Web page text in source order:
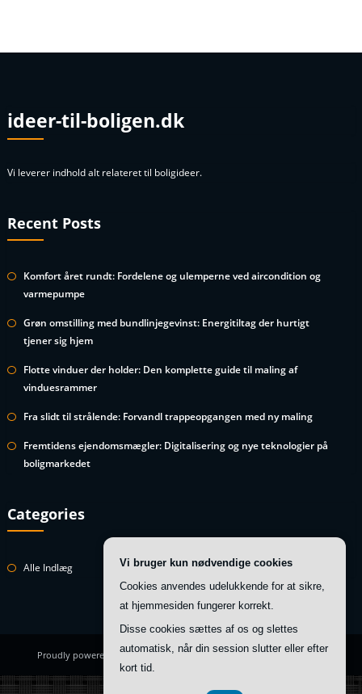
ideer-til-boligen.dk
Vi leverer indhold alt relateret til boligideer.
Recent Posts
Komfort året rundt: Fordelene og ulemperne ved aircondition og
varmepumpe
Grøn omstilling med bundlinjegevinst: Energitiltag der hurtigt
tjener sig hjem
Flotte vinduer der holder: Den komplette guide til maling af
vinduesrammer
Fra slidt til strålende: Forvandl trappeopgangen med ny maling
Fremtidens ejendomsmægler: Digitalisering og nye teknologier på
boligmarkedet
Categories
Alle Indlæg
Proudly powered byWordPress| Theme: HoneyBeeby SpiceThemes
Vi bruger kun nødvendige cookies
Cookies anvendes udelukkende for at sikre,
at hjemmesiden fungerer korrekt.
Disse cookies sættes af os og slettes
automatisk, når din session slutter eller efter
kort tid.